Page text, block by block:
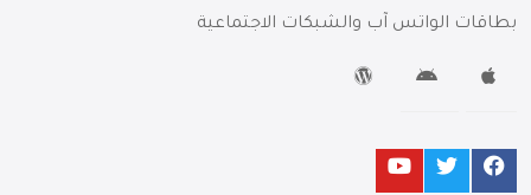
بطاقات الواتس آب والشبكات الاجتماعية